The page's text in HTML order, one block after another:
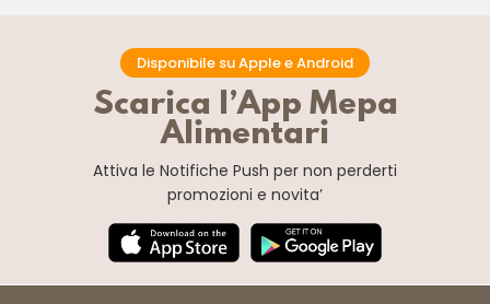
Disponibile su Apple e Android
Scarica l’App Mepa
Alimentari
Attiva le Notifiche Push per non perderti
promozioni e novita’